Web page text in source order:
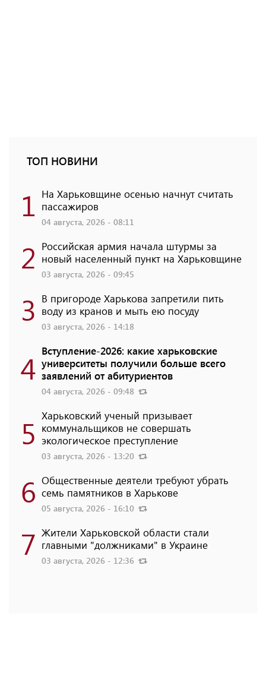
ТОП НОВИНИ
1 На Харьковщине осенью начнут считать
пассажиров
04 августа, 2026 - 08:11
2 Российская армия начала штурмы за
новый населенный пункт на Харьковщине
03 августа, 2026 - 09:45
3 В пригороде Харькова запретили пить
воду из кранов и мыть ею посуду
03 августа, 2026 - 14:18
4 Вступление-2026: какие харьковские
университеты получили больше всего
заявлений от абитуриентов
04 августа, 2026 - 09:48
5 Харьковский ученый призывает
коммунальщиков не совершать
экологическое преступление
03 августа, 2026 - 13:20
6 Общественные деятели требуют убрать
семь памятников в Харькове
05 августа, 2026 - 16:10
7 Жители Харьковской области стали
главными "должниками" в Украине
03 августа, 2026 - 12:36